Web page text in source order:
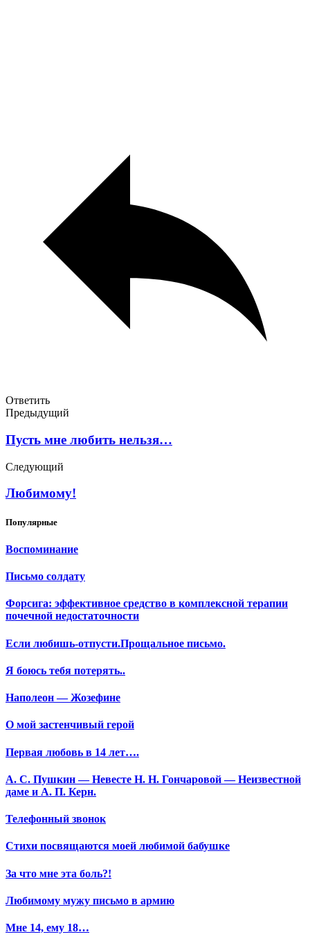
Ответить
Предыдущий
Пусть мне любить нельзя…
Следующий
Любимому!
Популярные
Воспоминание
Письмо солдату
Форсига: эффективное средство в комплексной терапии
почечной недостаточности
Если любишь-отпусти.Прощальное письмо.
Я боюсь тебя потерять..
Наполеон — Жозефине
О мой застенчивый герой
Первая любовь в 14 лет….
А. С. Пушкин — Невесте Н. Н. Гончаровой — Неизвестной
даме и А. П. Керн.
Телефонный звонок
Стихи посвящаются моей любимой бабушке
За что мне эта боль?!
Любимому мужу письмо в армию
Мне 14, ему 18…